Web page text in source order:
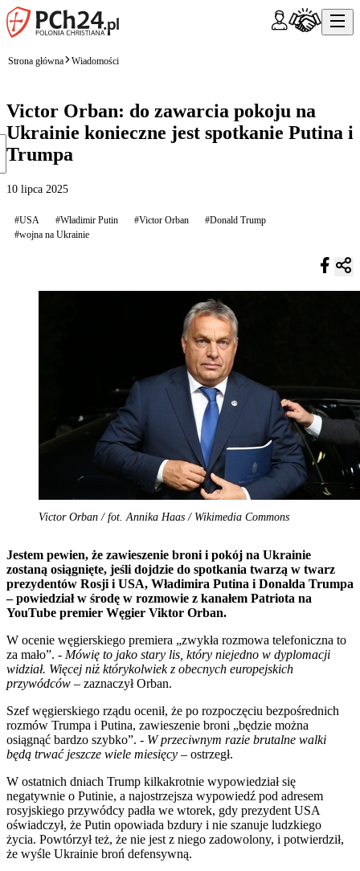
Strona główna Wiadomości
Victor Orban: do zawarcia pokoju na
Ukrainie konieczne jest spotkanie Putina i
Trumpa
10 lipca 2025
#USA #Władimir Putin #Victor Orban
#Donald Trump
#wojna na Ukrainie
Victor Orban / fot. Annika Haas / Wikimedia Commons
Jestem pewien, że zawieszenie broni i pokój na Ukrainie
zostaną osiągnięte, jeśli dojdzie do spotkania twarzą w twarz
prezydentów Rosji i USA, Władimira Putina i Donalda Trumpa
– powiedział w środę w rozmowie z kanałem Patriota na
YouTube premier Węgier Viktor Orban.
W ocenie węgierskiego premiera „zwykła rozmowa telefoniczna to
za mało”. - Mówię to jako stary lis, który niejedno w dyplomacji
widział. Więcej niż którykolwiek z obecnych europejskich
przywódców – zaznaczył Orban.
Szef węgierskiego rządu ocenił, że po rozpoczęciu bezpośrednich
rozmów Trumpa i Putina, zawieszenie broni „będzie można
osiągnąć bardzo szybko”. - W przeciwnym razie brutalne walki
będą trwać jeszcze wiele miesięcy – ostrzegł.
W ostatnich dniach Trump kilkakrotnie wypowiedział się
negatywnie o Putinie, a najostrzejsza wypowiedź pod adresem
rosyjskiego przywódcy padła we wtorek, gdy prezydent USA
oświadczył, że Putin opowiada bzdury i nie szanuje ludzkiego
życia. Powtórzył też, że nie jest z niego zadowolony, i potwierdził,
że wyśle Ukrainie broń defensywną.